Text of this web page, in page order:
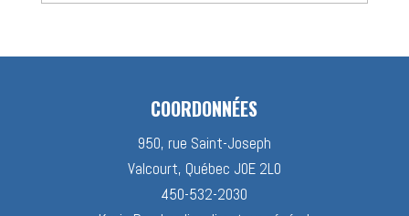
COORDONNÉES
950, rue Saint-Joseph
Valcourt, Québec J0E 2L0
450-532-2030